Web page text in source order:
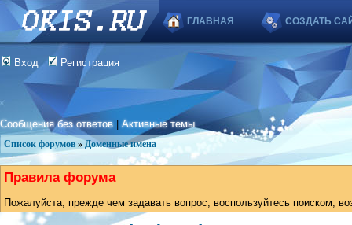
ГЛАВНАЯ СОЗДАТЬ
Вход Регистрация
Сообщения без ответов |Активные темы
Список форумов » Доменные имена
Правила форума
Пожалуйста, прежде чем задавать вопрос, воспользуйтесь поиском,